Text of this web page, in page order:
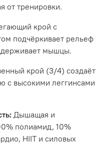
от тренировки.
крой с
подчёркивает рельеф
мышцы.
крой (3/4) создаёт
с высокими леггинсами
Дышащая и
полиамид, 10%
HIIT и силовых